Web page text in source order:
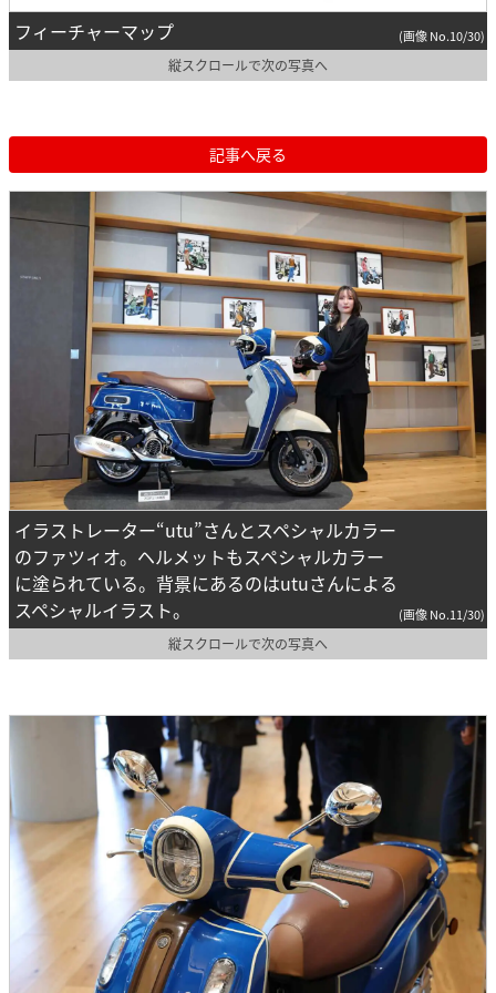
フィーチャーマップ (画像 No.10/30)
縦スクロールで次の写真へ
記事へ戻る
イラストレーター“utu”さんとスペシャルカラー
のファツィオ。ヘルメットもスペシャルカラー
に塗られている。背景にあるのはutuさんによる
スペシャルイラスト。
(画像 No.11/30)
縦スクロールで次の写真へ